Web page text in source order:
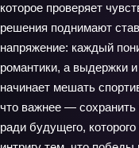
которое проверяет
решения поднимают
напряжение: каждый
романтики, а выдержки
начинает мешать
что важнее —
ради будущего,